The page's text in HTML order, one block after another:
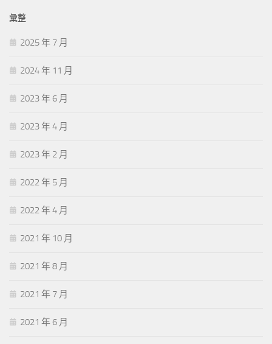
彙整
2025 年 7 月
2024 年 11 月
2023 年 6 月
2023 年 4 月
2023 年 2 月
2022 年 5 月
2022 年 4 月
2021 年 10 月
2021 年 8 月
2021 年 7 月
2021 年 6 月